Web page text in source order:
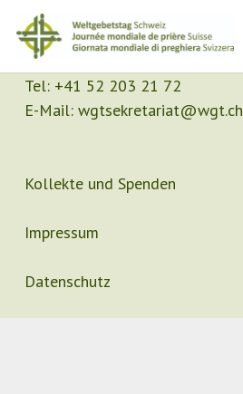
Kontakt
Sekretariat
Tel: +41 52 203 21 72
E-Mail: wgtsekretariat@wgt.ch
Kollekte und Spenden
Impressum
Datenschutz